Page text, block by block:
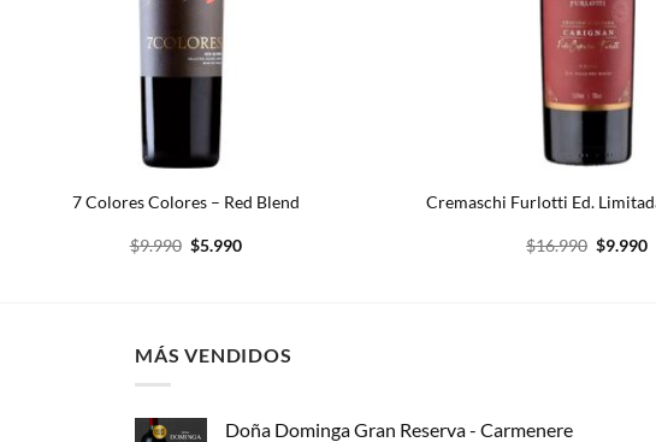
7 Colores Colores – Red Blend
$9.990 El
$5.990El
Cremaschi Furlotti Ed.
$16.990 El
$9.990El
MÁS VENDIDOS
Doña Dominga Gran Reserva - Carmenere